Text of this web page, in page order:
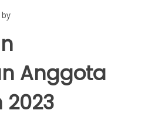
by
Anggota
2023